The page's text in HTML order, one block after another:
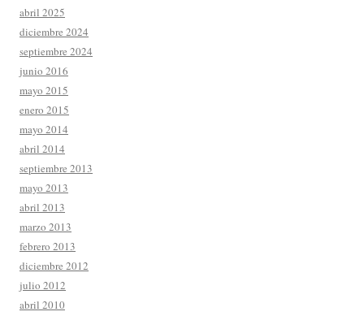
abril 2025
diciembre 2024
septiembre 2024
junio 2016
mayo 2015
enero 2015
mayo 2014
abril 2014
septiembre 2013
mayo 2013
abril 2013
marzo 2013
febrero 2013
diciembre 2012
julio 2012
abril 2010